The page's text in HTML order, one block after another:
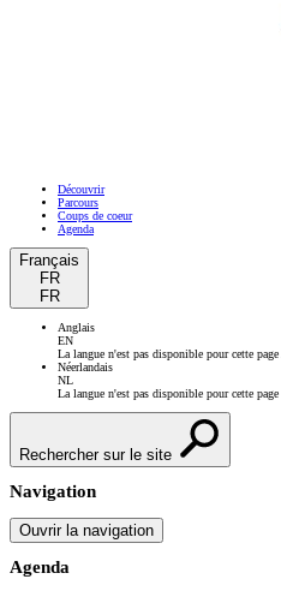
Découvrir
Parcours
Coups de coeur
Agenda
Français
FR
FR
Anglais
EN
La langue n'est pas disponible pour cette page
Néerlandais
NL
La langue n'est pas disponible pour cette page
Rechercher sur le site
Navigation
Ouvrir la navigation
Agenda